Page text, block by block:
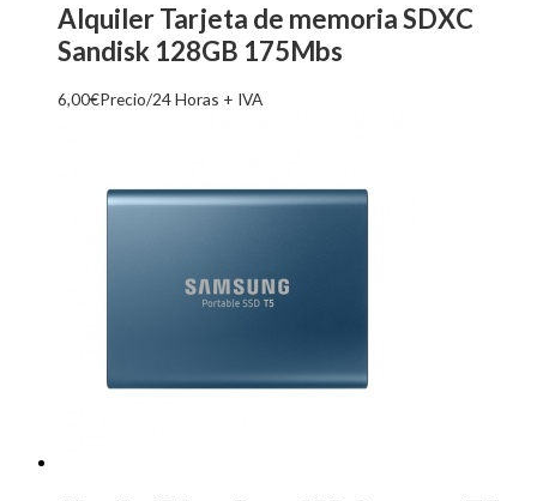
Alquiler Tarjeta de memoria SDXC
Sandisk 128GB 175Mbs
6,00€Precio/24 Horas + IVA